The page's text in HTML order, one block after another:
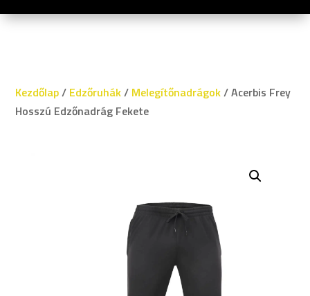
Kezdőlap/ Edzőruhák/ Melegítőnadrágok/ Acerbis Frey
Hosszú Edzőnadrág Fekete